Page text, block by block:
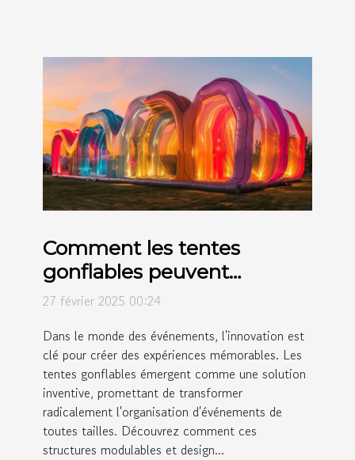
Comment les tentes
gonflables peuvent
révolutionner vos
27 février 2025 00:24
Dans le monde des événements, l'innovation est
clé pour créer des expériences mémorables. Les
tentes gonflables émergent comme une solution
inventive, promettant de transformer
radicalement l'organisation d'événements de
toutes tailles. Découvrez comment ces
structures modulables et design...